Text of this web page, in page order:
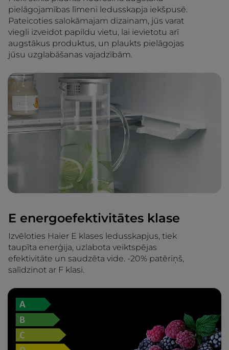
pielāgojamības līmeni ledusskapja iekšpusē.
Pateicoties salokāmajam dizainam, jūs varat
viegli izveidot papildu vietu, lai ievietotu arī
augstākus produktus, un plaukts pielāgojas
jūsu uzglabāšanas vajadzībām.
E energoefektivitātes klase
Izvēloties Haier E klases ledusskapjus, tiek
taupīta enerģija, uzlabota veiktspējas
efektivitāte un saudzēta vide. -20% patēriņš,
salīdzinot ar F klasi.